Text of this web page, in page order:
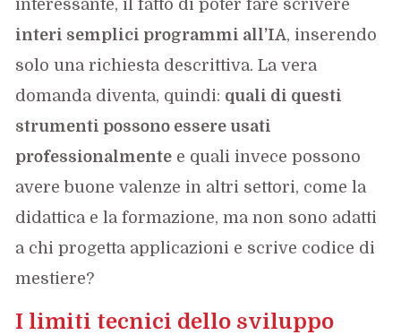
interessante, il fatto di poter fare scrivere
interi semplici programmi all’IA, inserendo
solo una richiesta descrittiva. La vera
domanda diventa, quindi: quali di questi
strumenti possono essere usati
professionalmente e quali invece possono
avere buone valenze in altri settori, come la
didattica e la formazione, ma non sono adatti
a chi progetta applicazioni e scrive codice di
mestiere?
I limiti tecnici dello sviluppo